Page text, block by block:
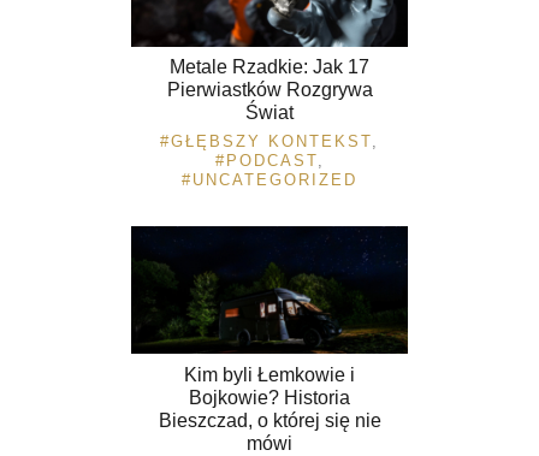
Metale Rzadkie: Jak 17
Pierwiastków Rozgrywa
Świat
GŁĘBSZY KONTEKST
PODCAST
UNCATEGORIZED
Kim byli Łemkowie i
Bojkowie? Historia
Bieszczad, o której się nie
mówi